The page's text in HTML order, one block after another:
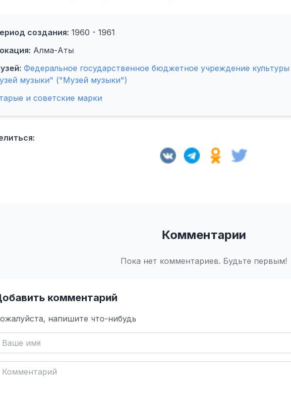
создания: 1960 - 1961
Алма-Аты
Федеральное государственное бюджетное учреждение
музыки" ("Музей музыки")
и советские марки
Комментарии
Пока нет комментариев. Будьте первым!
комментарий
напишите что-нибудь